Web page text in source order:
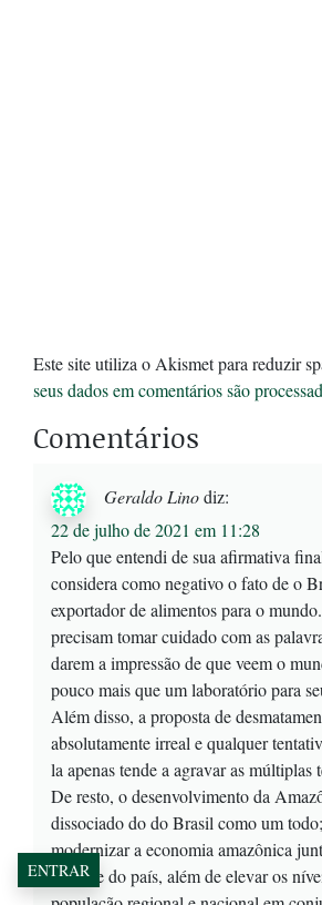
Este site utiliza o Akismet para reduzir
seus dados em comentários são
Comentários
Geraldo Linodiz:
22 de julho de 2021 em 11:28
Pelo que entendi de sua afirmativa
considera como negativo o fato de o
exportador de alimentos para o
precisam tomar cuidado com as
darem a impressão de que veem o
pouco mais que um laboratório para
Além disso, a proposta de
absolutamente irreal e qualquer
la apenas tende a agravar as múltiplas
De resto, o desenvolvimento da
dissociado do do Brasil como um
modernizar a economia amazônica
restante do país, além de elevar os
ENTRAR